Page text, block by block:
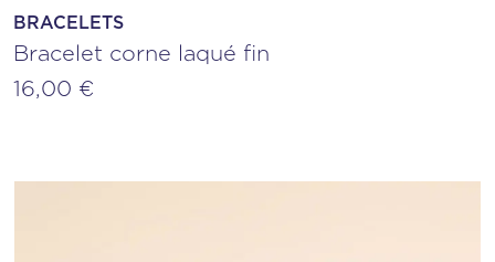
BRACELETS
Bracelet corne laqué fin
16,00 €